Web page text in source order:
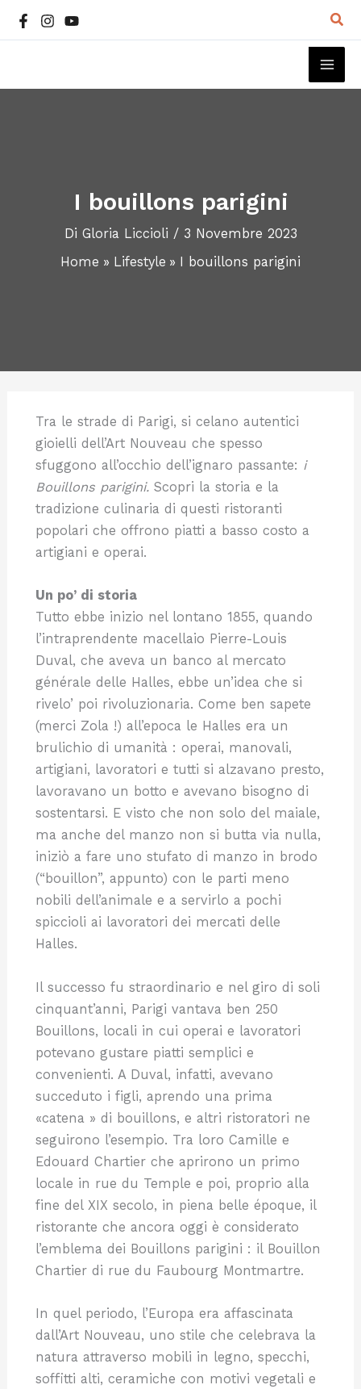
I bouillons parigini
Di Gloria Liccioli / 3 Novembre 2023
Home
Lifestyle I bouillons parigini
Tra le strade di Parigi, si celano autentici
gioielli dell’Art Nouveau che spesso
sfuggono all’occhio dell’ignaro passante: i
Bouillons parigini.Scopri la storia e la
tradizione culinaria di questi ristoranti
popolari che offrono piatti a basso costo a
artigiani e operai.
Un po’ di storia
Tutto ebbe inizio nel lontano 1855, quando
l’intraprendente macellaio Pierre-Louis
Duval, che aveva un banco al mercato
générale delle Halles, ebbe un’idea che si
rivelo’ poi rivoluzionaria. Come ben sapete
(merci Zola !) all’epoca le Halles era un
brulichio di umanità : operai, manovali,
artigiani, lavoratori e tutti si alzavano presto,
lavoravano un botto e avevano bisogno di
sostentarsi. E visto che non solo del maiale,
ma anche del manzo non si butta via nulla,
iniziò a fare uno stufato di manzo in brodo
(“bouillon”, appunto) con le parti meno
nobili dell’animale e a servirlo a pochi
spiccioli ai lavoratori dei mercati delle
Halles.
Il successo fu straordinario e nel giro di soli
cinquant’anni, Parigi vantava ben 250
Bouillons, locali in cui operai e lavoratori
potevano gustare piatti semplici e
convenienti. A Duval, infatti, avevano
succeduto i figli, aprendo una prima
«catena » di bouillons, e altri ristoratori ne
seguirono l’esempio. Tra loro Camille e
Edouard Chartier che aprirono un primo
locale in rue du Temple e poi, proprio alla
fine del XIX secolo, in piena belle époque, il
ristorante che ancora oggi è considerato
l’emblema dei Bouillons parigini : il Bouillon
Chartier di rue du Faubourg Montmartre.
In quel periodo, l’Europa era affascinata
dall’Art Nouveau, uno stile che celebrava la
natura attraverso mobili in legno, specchi,
soffitti alti, ceramiche con motivi vegetali e